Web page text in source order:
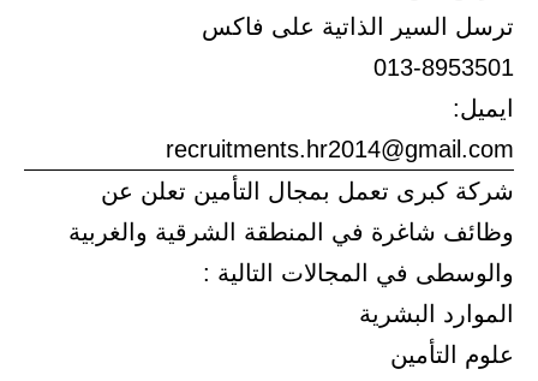
ترسل السير الذاتية على فاكس
013-8953501
ايميل:
recruitments.hr2014@gmail.com
شركة كبرى تعمل بمجال التأمين تعلن عن
وظائف شاغرة في المنطقة الشرقية والغربية
والوسطى في المجالات التالية :
الموارد البشرية
علوم التأمين